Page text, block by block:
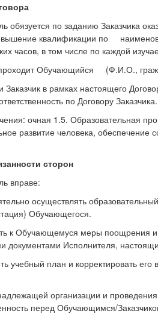
обязуется по заданию Заказчика
квалификации по
часов, в том числе по каждой
Обучающийся (Ф.И.О.,
в рамках настоящего
по Договору Заказчика.
очная 1.5. Образовательная
развитие человека,
сторон
вправе:
осуществлять
Обучающегося.
к Обучающемуся меры поощрения и
документами Исполнителя,
учебный план и корректировать
организации и
перед Обучающимся/